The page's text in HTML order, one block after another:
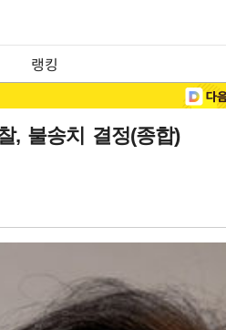
랭킹
, 불송치 결정(종합)